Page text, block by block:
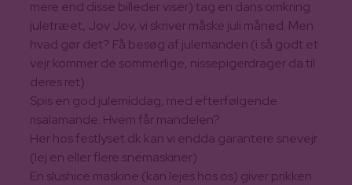
mere end disse billeder viser) tag en dans omkring
juletræet, Jov Jov, vi skriver måske juli måned. Men
hvad gør det? Få besøg af julemanden (i så godt et
vejr kommer de sommerlige, nissepigerdrager da til
deres ret)
Spis en god julemiddag, med efterfølgende
risalamande. Hvem får mandelen?
Her hos festlyset.dk kan vi endda garantere snevejr
(lej en eller flere snemaskiner)
En slushice maskine (kan lejes hos os) giver prikken